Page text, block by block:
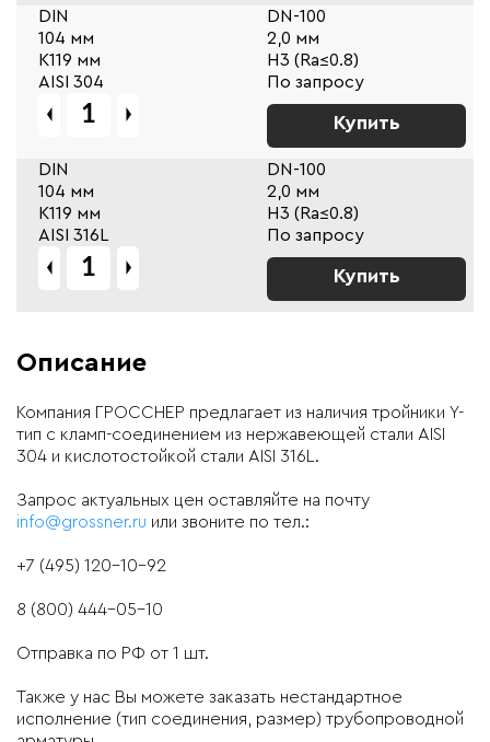
DIN
DN-100
104 мм
2,0 мм
К119 мм
Н3 (Ra≤0.8)
AISI 304
По запросу
Купить
DIN
DN-100
104 мм
2,0 мм
К119 мм
Н3 (Ra≤0.8)
AISI 316L
По запросу
Купить
Описание
Компания ГРОССНЕР предлагает из наличия тройники Y-
тип с кламп-соединением из нержавеющей стали AISI
304 и кислотостойкой стали AISI 316L.
Запрос актуальных цен оставляйте на почту
info@grossner.ru или звоните по тел.:
+7 (495) 120-10-92
8 (800) 444-05-10
Отправка по РФ от 1 шт.
Также у нас Вы можете заказать нестандартное
исполнение (тип соединения, размер) трубопроводной